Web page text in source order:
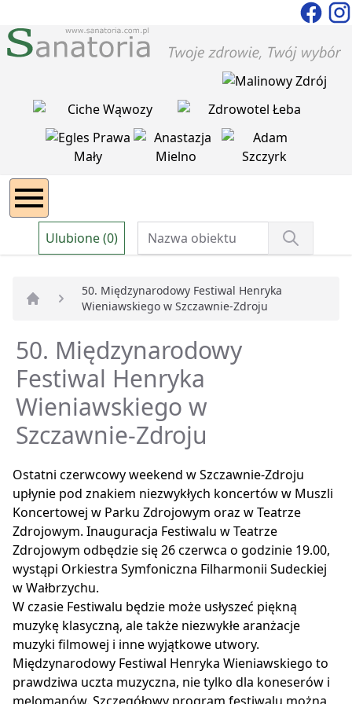
Ulubione (0)
Strona główna
50. Międzynarodowy Festiwal Henryka
Wieniawskiego w Szczawnie-Zdroju
50. Międzynarodowy
Festiwal Henryka
Wieniawskiego w
Szczawnie-Zdroju
Ostatni czerwcowy weekend w Szczawnie-Zdroju
upłynie pod znakiem niezwykłych koncertów w Muszli
Koncertowej w Parku Zdrojowym oraz w Teatrze
Zdrojowym. Inauguracja Festiwalu w Teatrze
Zdrojowym odbędzie się 26 czerwca o godzinie 19.00,
wystąpi Orkiestra Symfoniczna Filharmonii Sudeckiej
w Wałbrzychu.
W czasie Festiwalu będzie może usłyszeć piękną
muzykę klasyczną, ale także niezwykłe aranżacje
muzyki filmowej i inne wyjątkowe utwory.
Międzynarodowy Festiwal Henryka Wieniawskiego to
prawdziwa uczta muzyczna, nie tylko dla koneserów i